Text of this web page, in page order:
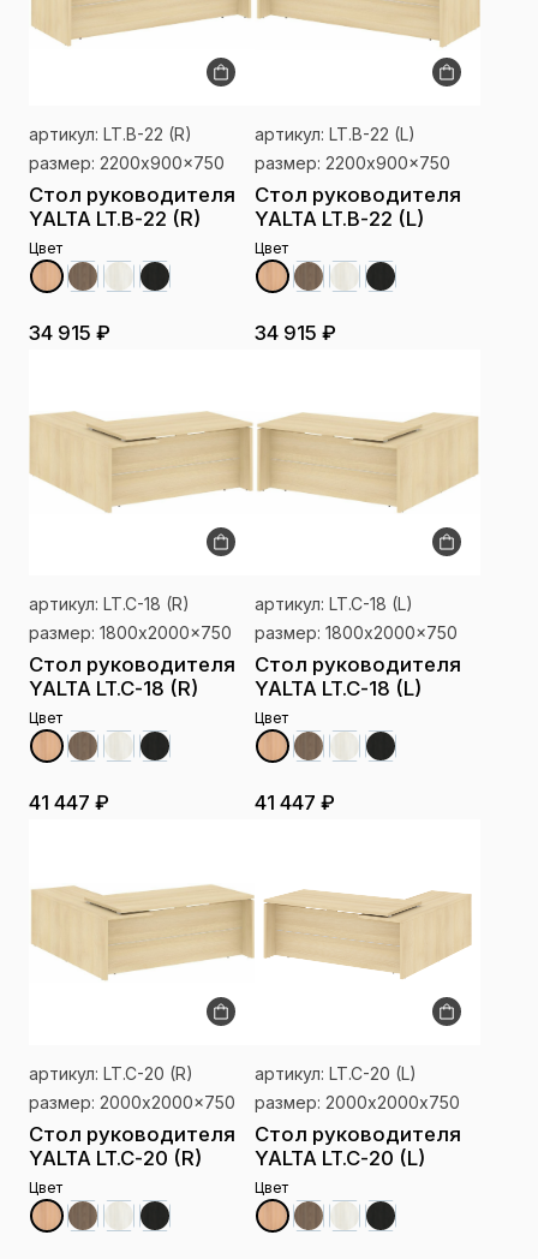
артикул: LT.B-22 (R)
размер: 2200x900x750
Стол руководителя
YALTA LT.B-22 (R)
Цвет
34 915 ₽
артикул: LT.B-22 (L)
размер: 2200x900x750
Стол руководителя
YALTA LT.B-22 (L)
Цвет
34 915 ₽
артикул: LT.C-18 (R)
размер: 1800x2000x750
Стол руководителя
YALTA LT.C-18 (R)
Цвет
41 447 ₽
артикул: LT.C-18 (L)
размер: 1800x2000x750
Стол руководителя
YALTA LT.C-18 (L)
Цвет
41 447 ₽
артикул: LT.C-20 (R)
размер: 2000x2000x750
Стол руководителя
YALTA LT.C-20 (R)
Цвет
артикул: LT.C-20 (L)
размер: 2000х2000х750
Стол руководителя
YALTA LT.C-20 (L)
Цвет